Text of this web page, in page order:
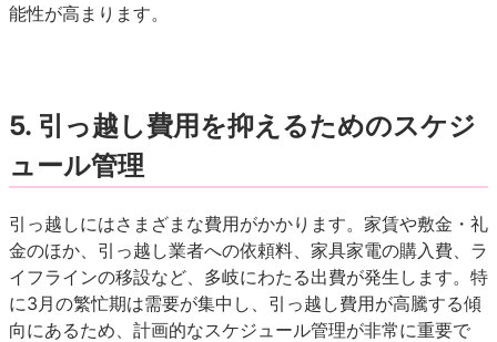
能性が高まります。
5. 引っ越し費用を抑えるためのスケジ
ュール管理
引っ越しにはさまざまな費用がかかります。家賃や敷金・礼
金のほか、引っ越し業者への依頼料、家具家電の購入費、ラ
イフラインの移設など、多岐にわたる出費が発生します。特
に3月の繁忙期は需要が集中し、引っ越し費用が高騰する傾
向にあるため、計画的なスケジュール管理が非常に重要で